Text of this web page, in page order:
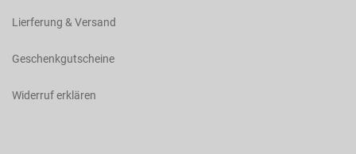
Lierferung & Versand
Geschenkgutscheine
Widerruf erklären